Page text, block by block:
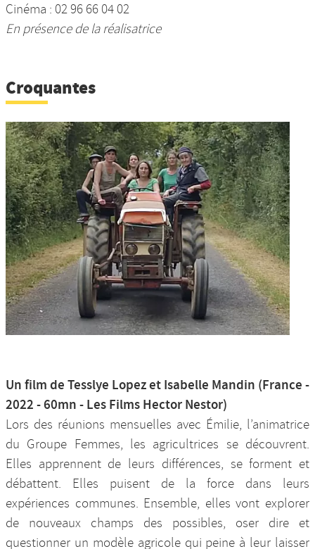
Cinéma : 02 96 66 04 02
En présence de la réalisatrice
Croquantes
Un film de Tesslye Lopez et Isabelle Mandin (France -
2022 - 60mn - Les Films Hector Nestor)
Lors des réunions mensuelles avec Émilie, l’animatrice
du Groupe Femmes, les agricultrices se découvrent.
Elles apprennent de leurs différences, se forment et
débattent. Elles puisent de la force dans leurs
expériences communes. Ensemble, elles vont explorer
de nouveaux champs des possibles, oser dire et
questionner un modèle agricole qui peine à leur laisser